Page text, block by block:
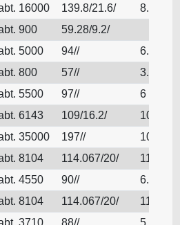
16000 139.8/21.6/
8.1
900
59.28/9.2/
5000 94//
6.2
800 57//
3.25
5500 97//
6
6143 109/16.2/
109
35000 197//
10.7
8104 114.067/20/
114.067
4550 90//
6.2
8104 114.067/20/
114.067
3710 88//
5.5